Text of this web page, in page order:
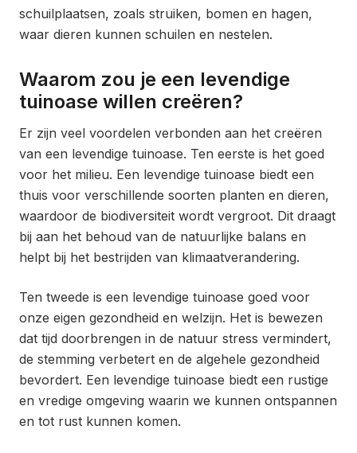
schuilplaatsen, zoals struiken, bomen en hagen,
waar dieren kunnen schuilen en nestelen.
Waarom zou je een levendige
tuinoase willen creëren?
Er zijn veel voordelen verbonden aan het creëren
van een levendige tuinoase. Ten eerste is het goed
voor het milieu. Een levendige tuinoase biedt een
thuis voor verschillende soorten planten en dieren,
waardoor de biodiversiteit wordt vergroot. Dit draagt
bij aan het behoud van de natuurlijke balans en
helpt bij het bestrijden van klimaatverandering.
Ten tweede is een levendige tuinoase goed voor
onze eigen gezondheid en welzijn. Het is bewezen
dat tijd doorbrengen in de natuur stress vermindert,
de stemming verbetert en de algehele gezondheid
bevordert. Een levendige tuinoase biedt een rustige
en vredige omgeving waarin we kunnen ontspannen
en tot rust kunnen komen.